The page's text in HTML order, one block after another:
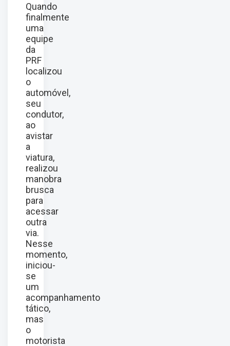
Quando
finalmente
uma
equipe
da
PRF
localizou
o
automóvel,
seu
condutor,
ao
avistar
a
viatura,
realizou
manobra
brusca
para
acessar
outra
via.
Nesse
momento,
iniciou-
se
um
acompanhamento
tático,
mas
o
motorista